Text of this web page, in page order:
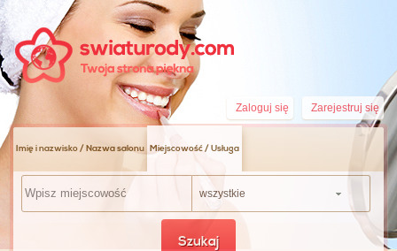
Zarejestruj się
Zaloguj się
Imię i nazwisko / Nazwa salonu Miejscowość / Usługa
wszystkie
Szukaj